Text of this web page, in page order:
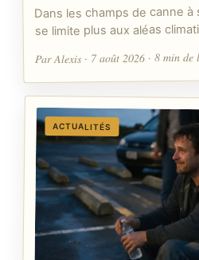
Dans les champs de canne
se limite plus aux aléas
Par Alexis · 7 août 2026 · 8 min de
ACTUALITÉS